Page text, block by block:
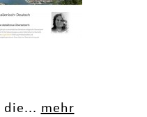
die... mehr